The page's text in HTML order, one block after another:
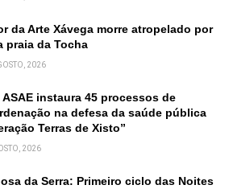
da Arte Xávega morre atropelado por
praia da Tocha
2026
instaura 45 processos de
na defesa da saúde pública
Terras de Xisto”
2026
da Serra: Primeiro ciclo das Noites